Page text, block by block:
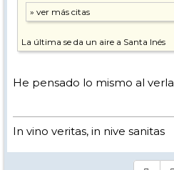
La última se da un aire a Santa Inés
He pensado lo mismo al verla
In vino veritas, in nive sanitas